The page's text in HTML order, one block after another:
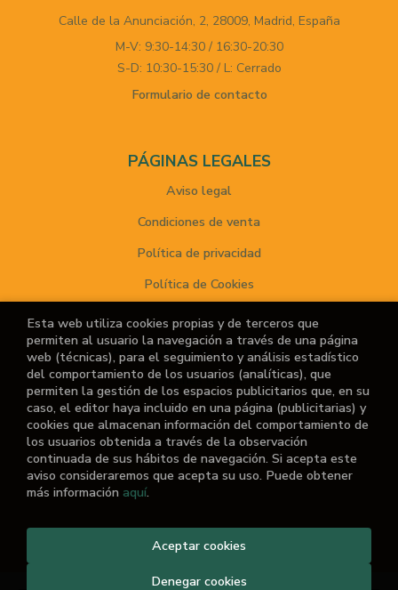
Calle de la Anunciación, 2, 28009, Madrid, España
M-V: 9:30-14:30 / 16:30-20:30
S-D: 10:30-15:30 / L: Cerrado
Formulario de contacto
PÁGINAS LEGALES
Aviso legal
Condiciones de venta
Política de privacidad
Política de Cookies
ATENCIÓN AL CLIENTE
Quiénes somos
Noticias
¿No encuentras el libro que buscas?
El Retiro de las Letras. Todos los Derechos
Esta web utiliza cookies propias y de terceros que
permiten al usuario la navegación a través de una página
web (técnicas), para el seguimiento y análisis estadístico
del comportamiento de los usuarios (analíticas), que
permiten la gestión de los espacios publicitarios que, en su
caso, el editor haya incluido en una página (publicitarias) y
cookies que almacenan información del comportamiento de
los usuarios obtenida a través de la observación
continuada de sus hábitos de navegación. Si acepta este
aviso consideraremos que acepta su uso. Puede obtener
más información aquí.
Denegar cookies
Aceptar cookies